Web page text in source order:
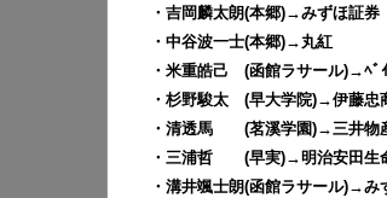
・吉岡麟太朗(本郷)→みずほ証券
・中谷波一士(本郷)→丸紅
・米重皓己 (函館ラサール)→ﾍﾞ
・杉野駿太 (早大学院)→伊藤忠
・清透馬 (茗溪学園)→三井物
・三浦哲 (早実)→明治安田生
・溝井颯士朗(函館ラサール)→み